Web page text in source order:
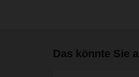
Das könnte Sie